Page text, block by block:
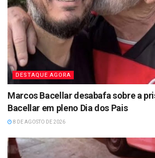
DESTAQUE AGORA
Marcos Bacellar desabafa sobre a
Bacellar em pleno Dia dos Pais
8 DE AGOSTO DE 2026